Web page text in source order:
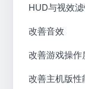
HUD与视效
改善音效
改善游戏操作
改善主机版性